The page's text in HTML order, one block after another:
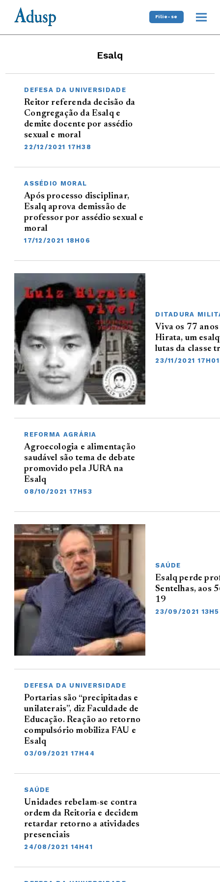
Filie-se
Esalq
DEFESA DA UNIVERSIDADE
Reitor referenda decisão da
Congregação da Esalq e
demite docente por assédio
sexual e moral
22/12/2021 17H38
ASSÉDIO MORAL
Após processo disciplinar,
Esalq aprova demissão de
professor por assédio sexual e
moral
17/12/2021 18H06
DITADURA
Viva os 77
Hirata, um
lutas da classe
23/11/2021 17H01
REFORMA AGRÁRIA
Agroecologia e alimentação
saudável são tema de debate
promovido pela JURA na
Esalq
08/10/2021 17H53
SAÚDE
Esalq perde
Sentelhas, aos
19
23/09/2021
DEFESA DA UNIVERSIDADE
Portarias são “precipitadas e
unilaterais”, diz Faculdade de
Educação. Reação ao retorno
compulsório mobiliza FAU e
Esalq
03/09/2021 17H44
SAÚDE
Unidades rebelam-se contra
ordem da Reitoria e decidem
retardar retorno a atividades
presenciais
24/08/2021 14H41